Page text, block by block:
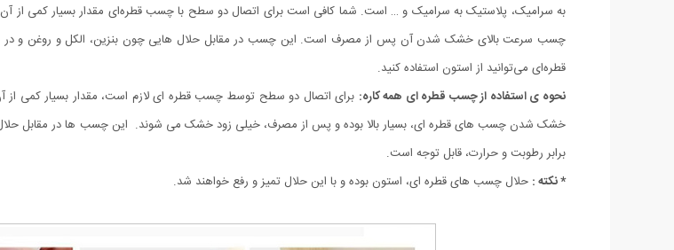
به سرامیک، پلاستیک به سرامیک و … است. شما کافی است برای اتصال دو سطح با چسب قطره‌ای مقدار بسیار کمی از آن
چسب سرعت بالای خشک شدن آن پس از مصرف است. این چسب در مقابل حلال هایی چون بنزین، الکل و روغن و در
قطره‌ای می‌توانید از استون استفاده کنید.
نحوه ی استفاده از چسب قطره ای همه کاره: برای اتصال دو سطح توسط چسب قطره ای لازم است، مقدار بسیار کمی از
خشک شدن چسب های قطره ای، بسیار بالا بوده و پس از مصرف، خیلی زود خشک می شوند. این چسب ها در مقابل
برابر رطوبت و حرارت، قابل توجه است.
* نکته : حلال چسب های قطره ای، استون بوده و با این حلال تمیز و رفع خواهند شد.